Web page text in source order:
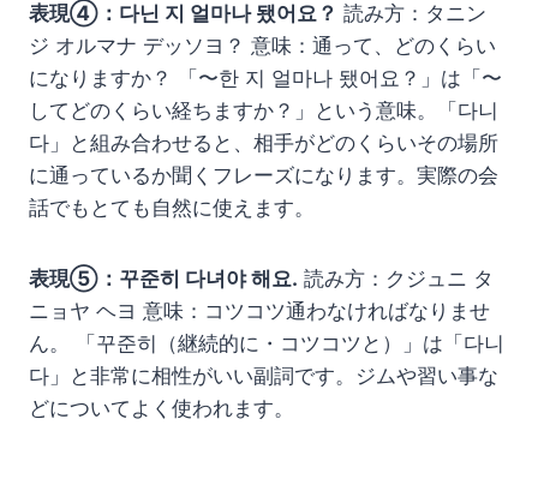
表現④：다닌 지 얼마나 됐어요？ 読み方：タニン
ジ オルマナ デッソヨ？ 意味：通って、どのくらい
になりますか？ 「〜한 지 얼마나 됐어요？」は「〜
してどのくらい経ちますか？」という意味。「다니
다」と組み合わせると、相手がどのくらいその場所
に通っているか聞くフレーズになります。実際の会
話でもとても自然に使えます。
表現⑤：꾸준히 다녀야 해요. 読み方：クジュニ タ
ニョヤ ヘヨ 意味：コツコツ通わなければなりませ
ん。 「꾸준히（継続的に・コツコツと）」は「다니
다」と非常に相性がいい副詞です。ジムや習い事な
どについてよく使われます。